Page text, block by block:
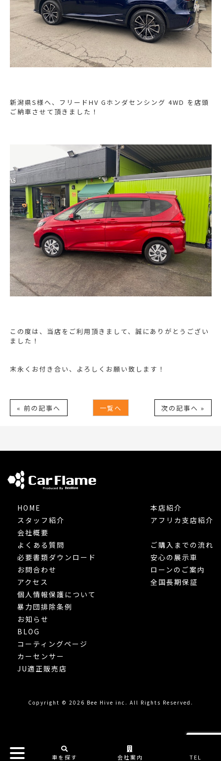
新潟県S様へ、フリードHV Gホンダセンシング 4WD を店頭
ご納車させて頂きました！
この度は、当店をご利用頂きまして、誠にありがとうござい
ました！
末永くお付き合い、よろしくお願い致します！
« 前の記事へ 一覧へ 次の記事へ »
HOME
スタッフ紹介
会社概要
本店紹介
アフリカ支店紹介
よくある質問
必要書類ダウンロード
お問合わせ
アクセス
個人情報保護について
暴力団排除条例
お知らせ
BLOG
ご購入までの流れ
安心の展示車
ローンのご案内
全国長期保証
コーティングページ
カーセンサー
JU適正販売店
Copyright © 2026 Bee Hive inc. All Rights Reserved.
車を探す 会社案内 TEL